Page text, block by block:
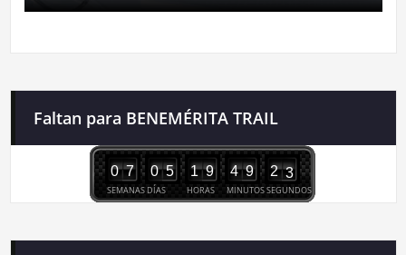
Faltan para BENEMÉRITA TRAIL
SEMANAS
0 7
DÍAS
0 5
HORAS
1 9
MINUTOS
4 9
SEGUNDOS
2 2
3